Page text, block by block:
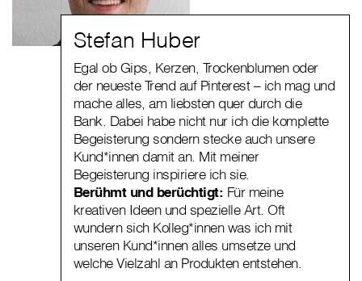
Stefan Huber
Egal ob Gips, Kerzen, Trockenblumen oder
der neueste Trend auf Pinterest – ich mag und
mache alles, am liebsten quer durch die
Bank. Dabei habe nicht nur ich die komplette
Begeisterung sondern stecke auch unsere
Kund*innen damit an. Mit meiner
Begeisterung inspiriere ich sie.
Berühmt und berüchtigt: Für meine
kreativen Ideen und spezielle Art. Oft
wundern sich Kolleg*innen was ich mit
unseren Kund*innen alles umsetze und
welche Vielzahl an Produkten entstehen.